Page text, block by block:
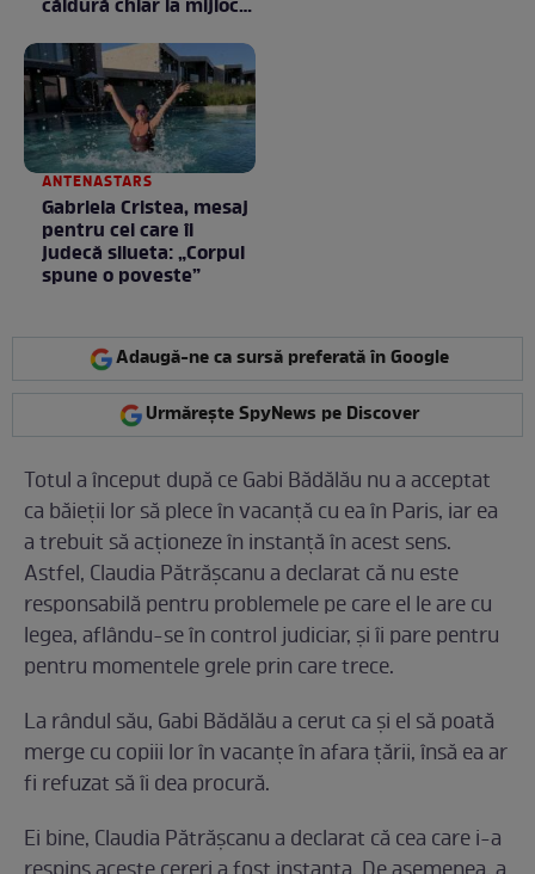
căldură chiar la mijlocul
ANTENASTARS
Gabriela Cristea, mesaj
pentru cei care îi
judecă silueta: „Corpul
spune o poveste”
Adaugă-ne ca sursă preferată în Google
Urmărește SpyNews pe Discover
Totul a început după ce Gabi Bădălău nu a acceptat
ca băieții lor să plece în vacanță cu ea în Paris, iar ea
a trebuit să acționeze în instanță în acest sens.
Astfel, Claudia Pătrășcanu a declarat că nu este
responsabilă pentru problemele pe care el le are cu
legea, aflându-se în control judiciar, și îi pare pentru
pentru momentele grele prin care trece.
La rândul său, Gabi Bădălău a cerut ca și el să poată
merge cu copiii lor în vacanțe în afara țării, însă ea ar
fi refuzat să îi dea procură.
Ei bine, Claudia Pătrășcanu a declarat că cea care i-a